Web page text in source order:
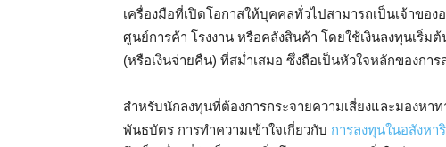
เครื่องมือที่เปิดโอกาสให้บุคคลทั่วไปสามารถเป็นเจ้าข
ศูนย์การค้า โรงงาน หรือคลังสินค้า โดยใช้เงินลงทุนเริ่
(หรือเงินจ่ายคืน) ที่สม่ำเสมอ ซึ่งถือเป็นหัวใจหลักของการ
สำหรับนักลงทุนที่ต้องการกระจายความเสี่ยงและมองหา
พันธบัตร การทำความเข้าใจเกี่ยวกับ การลงทุนในอสังหา